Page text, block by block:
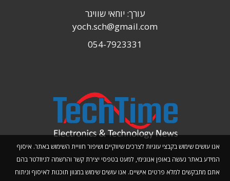
אנו עושים שימוש בקבצי עוגיות לצרכים שיווקיים ושיפור חוויית השימוש באתר. איסוף
המידע באתר נעשה באופן אנונימי, למעט בטפסי יצירת קשר והרשמה לניוזלטר בהם
אתם מתבקשים למלא פרטים אישיים. אנו עושים שימוש במגוון תוכנות לאיסוף וניתוח
עורך: יוחאי שוויגר
yoch.sch@gmail.com
054-7923331